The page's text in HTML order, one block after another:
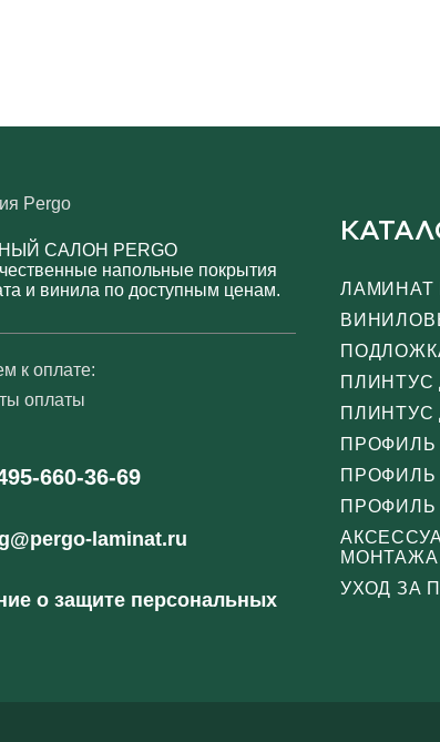
САЛОН PERGO
напольные покрытия
и винила по доступным ценам.
к оплате:
660-36-69
laminat.ru
о защите персональных
ЛАМИНАТ
ПЛИНТУС
ПЛИНТУС
ПРОФИЛЬ
ПРОФИЛЬ
МОНТАЖА
УХОД ЗА